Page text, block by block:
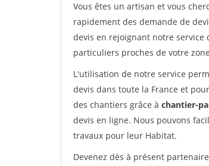
Vous êtes un artisan et vous
rapidement des demande de
devis en rejoignant notre service
particuliers proches de votre
L'utilisation de notre service
devis dans toute la France et
des chantiers grâce à chantier-
devis en ligne. Nous pouvons
travaux pour leur Habitat.
Devenez dès à présent